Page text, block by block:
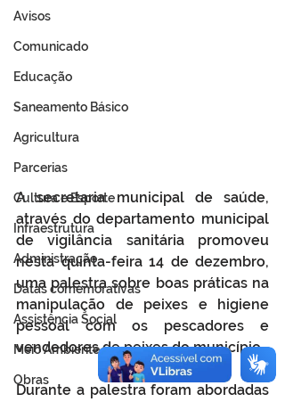
Avisos
Comunicado
Educação
Saneamento Básico
Agricultura
Parcerias
Cultura e Esporte
Infraestrutura
Administração
Datas comemorativas
Assistência Social
Meio Ambiente
Obras
A secretaria municipal de saúde,
através do departamento municipal
de vigilância sanitária promoveu
nesta quinta-feira 14 de dezembro,
uma palestra sobre boas práticas na
manipulação de peixes e higiene
pessoal com os pescadores e
vendedores de peixes do município.
Durante a palestra foram abordadas